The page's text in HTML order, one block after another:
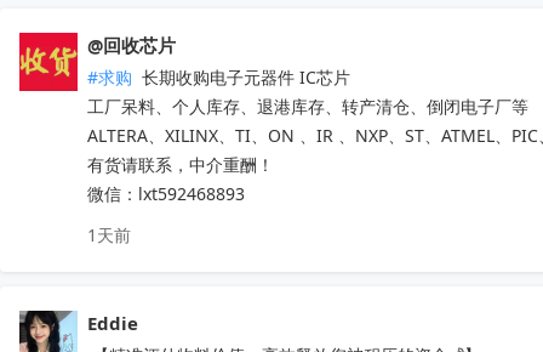
@回收芯片
#求购 长期收购电子元器件 IC芯片
工厂呆料、个人库存、退港库存、转产清仓、倒闭电子厂等
ALTERA、XILINX、TI、ON 、IR 、NXP、ST、ATMEL、
有货请联系，中介重酬！
微信：lxt592468893
1天前
Eddie